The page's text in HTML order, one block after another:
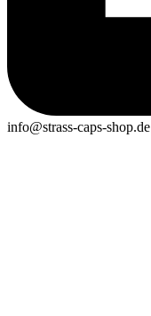
info@strass-caps-shop.de